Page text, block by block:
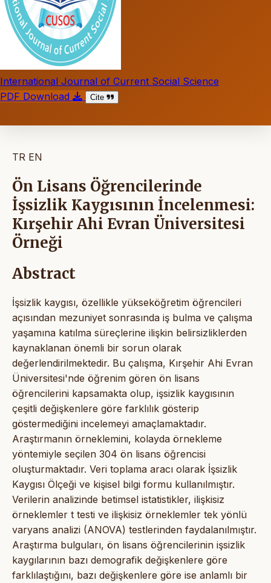
International Journal of Current Social Science
PDF Download
Cite
TR EN
Ön Lisans Öğrencilerinde
İşsizlik Kaygısının İncelenmesi:
Kırşehir Ahi Evran Üniversitesi
Örneği
Abstract
İşsizlik kaygısı, özellikle yükseköğretim öğrencileri
açısından mezuniyet sonrasında iş bulma ve çalışma
yaşamına katılma süreçlerine ilişkin belirsizliklerden
kaynaklanan önemli bir sorun olarak
değerlendirilmektedir. Bu çalışma, Kırşehir Ahi Evran
Üniversitesi'nde öğrenim gören ön lisans
öğrencilerini kapsamakta olup, işsizlik kaygısının
çeşitli değişkenlere göre farklılık gösterip
göstermediğini incelemeyi amaçlamaktadır.
Araştırmanın örneklemini, kolayda örnekleme
yöntemiyle seçilen 304 ön lisans öğrencisi
oluşturmaktadır. Veri toplama aracı olarak İşsizlik
Kaygısı Ölçeği ve kişisel bilgi formu kullanılmıştır.
Verilerin analizinde betimsel istatistikler, ilişkisiz
örneklemler t testi ve ilişkisiz örneklemler tek yönlü
varyans analizi (ANOVA) testlerinden faydalanılmıştır.
Araştırma bulguları, ön lisans öğrencilerinin işsizlik
kaygılarının bazı demografik değişkenlere göre
farklılaştığını, bazı değişkenlere göre ise anlamlı bir